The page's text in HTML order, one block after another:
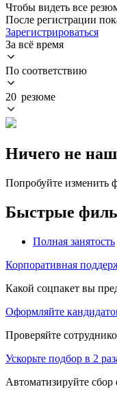
Чтобы видеть все
После регистрации
Зарегистрироваться
За всё время
По соответствию
20 резюме
Ничего не
Попробуйте изменить
Быстрые
Полная занятость
Корпоративная
Какой соцпакет вы
Оформляйте
Проверяйте
Ускорьте подбор в 2
Автоматизируйте сбор